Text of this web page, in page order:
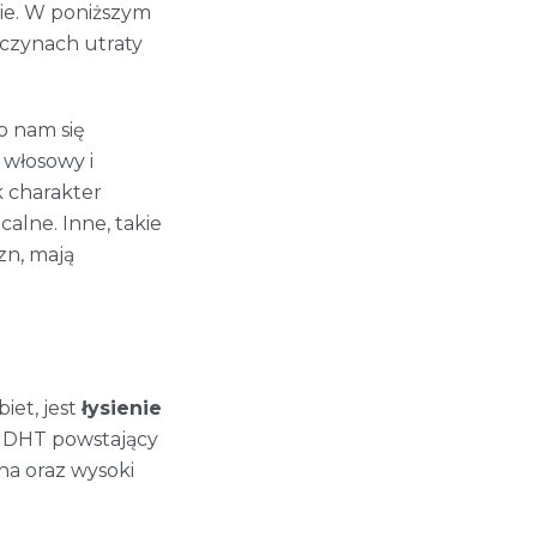
W poniższym
utraty
nam się
i
charakter
Inne, takie
mają
jestłysienie
powstający
oraz wysoki